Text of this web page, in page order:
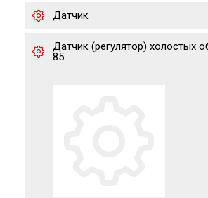
Датчик
Датчик (регулятор) холостых
85